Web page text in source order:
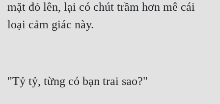
mặt đỏ lên, lại có chút trầm hơn mê cái
loại cảm giác này.
"Tỷ tỷ, từng có bạn trai sao?"